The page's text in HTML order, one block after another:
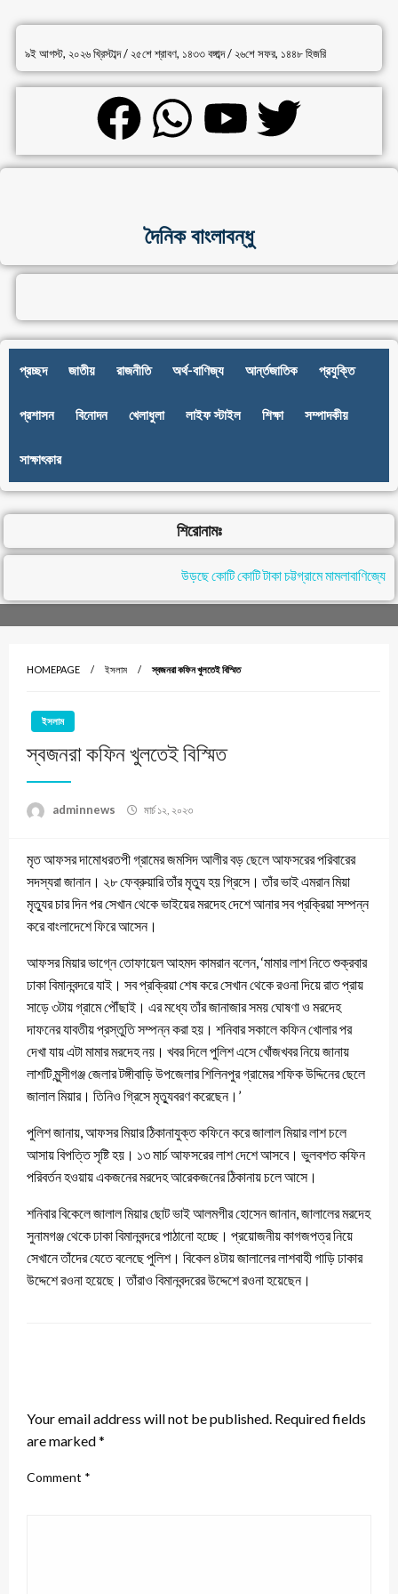
৯ই আগস্ট, ২০২৬ খ্রিস্টাব্দ / ২৫শে শ্রাবণ, ১৪৩৩ বঙ্গাব্দ / ২৬শে সফর, ১৪৪৮ হিজরি
দৈনিক বাংলাবন্ধু
প্রচ্ছদ জাতীয় রাজনীতি অর্থ-বাণিজ্য আর্ন্তজাতিক প্রযুক্তি
প্রশাসন বিনোদন খেলাধুলা লাইফ স্টাইল শিক্ষা সম্পাদকীয়
সাক্ষাৎকার
শিরোনামঃ
উড়ছে কোটি কোটি টাকা চট্টগ্রামে মামলাবাণিজ্যে
HOMEPAGE ইসলাম স্বজনরা কফিন খুলতেই বিস্মিত
ইসলাম
স্বজনরা কফিন খুলতেই বিস্মিত
adminnews মার্চ ১২, ২০২৩
মৃত আফসর দামোধরতপী গ্রামের জমসিদ আলীর বড় ছেলে আফসরের পরিবারের
সদস্যরা জানান। ২৮ ফেব্রুয়ারি তাঁর মৃত্যু হয় গ্রিসে। তাঁর ভাই এমরান মিয়া
মৃত্যুর চার দিন পর সেখান থেকে ভাইয়ের মরদেহ দেশে আনার সব প্রক্রিয়া সম্পন্ন
করে বাংলাদেশে ফিরে আসেন।
আফসর মিয়ার ভাগ্নে তোফায়েল আহমদ কামরান বলেন, ‘মামার লাশ নিতে শুক্রবার
ঢাকা বিমানবন্দরে যাই। সব প্রক্রিয়া শেষ করে সেখান থেকে রওনা দিয়ে রাত প্রায়
সাড়ে ৩টায় গ্রামে পৌঁছাই। এর মধ্যে তাঁর জানাজার সময় ঘোষণা ও মরদেহ
দাফনের যাবতীয় প্রস্তুতি সম্পন্ন করা হয়। শনিবার সকালে কফিন খোলার পর
দেখা যায় এটা মামার মরদেহ নয়। খবর দিলে পুলিশ এসে খোঁজখবর নিয়ে জানায়
লাশটি মুন্সীগঞ্জ জেলার টঙ্গীবাড়ি উপজেলার শিলিনপুর গ্রামের শফিক উদ্দিনের ছেলে
জালাল মিয়ার। তিনিও গ্রিসে মৃত্যুবরণ করেছেন।’
পুলিশ জানায়, আফসর মিয়ার ঠিকানাযুক্ত কফিনে করে জালাল মিয়ার লাশ চলে
আসায় বিপত্তি সৃষ্টি হয়। ১৩ মার্চ আফসরের লাশ দেশে আসবে। ভুলবশত কফিন
পরিবর্তন হওয়ায় একজনের মরদেহ আরেকজনের ঠিকানায় চলে আসে।
শনিবার বিকেলে জালাল মিয়ার ছোট ভাই আলমগীর হোসেন জানান, জালালের মরদেহ
সুনামগঞ্জ থেকে ঢাকা বিমানবন্দরে পাঠানো হচ্ছে। প্রয়োজনীয় কাগজপত্র নিয়ে
সেখানে তাঁদের যেতে বলেছে পুলিশ। বিকেল ৪টায় জালালের লাশবাহী গাড়ি ঢাকার
উদ্দেশে রওনা হয়েছে। তাঁরাও বিমানবন্দরের উদ্দেশে রওনা হয়েছেন।
Your email address will not be published. Required fields
are marked*
Comment *